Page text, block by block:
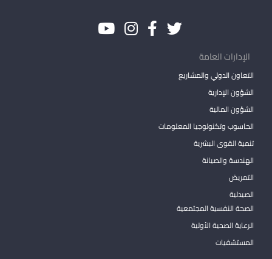
الإدارات العامة
التعاون الدولي والمشاريع
الشؤون الإدارية
الشؤون المالية
الحاسوب وتكنولوجيا المعلومات
تنمية القوى البشرية
الهندسة والصيانة
التمريض
الصيدلية
الصحة النفسية المجتمعية
الرعاية الصحية الأولية
المستشفيات